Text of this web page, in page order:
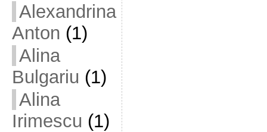
Alexandrina
Anton (1)
Alina
Bulgariu (1)
Alina
Irimescu (1)